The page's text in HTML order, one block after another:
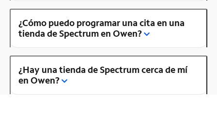
¿Cómo puedo programar una cita en una
tienda de Spectrum en Owen?
¿Hay una tienda de Spectrum cerca de mí
en Owen?